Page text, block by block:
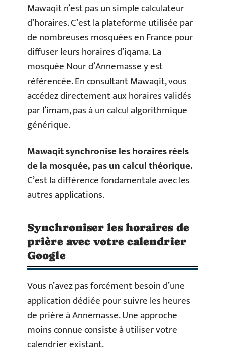
Mawaqit n’est pas un simple calculateur
d’horaires. C’est la plateforme utilisée par
de nombreuses mosquées en France pour
diffuser leurs horaires d’iqama. La
mosquée Nour d’Annemasse y est
référencée. En consultant Mawaqit, vous
accédez directement aux horaires validés
par l’imam, pas à un calcul algorithmique
générique.
Mawaqit synchronise les horaires réels
de la mosquée, pas un calcul théorique.
C’est la différence fondamentale avec les
autres applications.
Synchroniser les horaires de
prière avec votre calendrier
Google
Vous n’avez pas forcément besoin d’une
application dédiée pour suivre les heures
de prière à Annemasse. Une approche
moins connue consiste à utiliser votre
calendrier existant.